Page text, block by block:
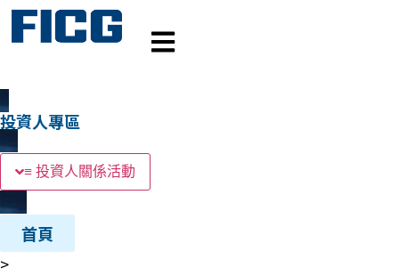
投資人專區
≡ 投資人關係活動
首頁
>